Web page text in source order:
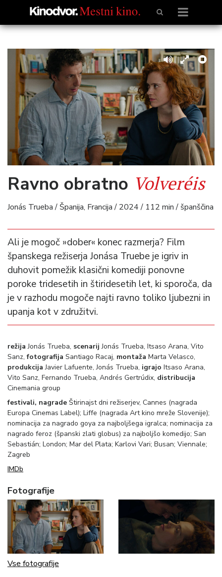
Ravno obratno Volveréis
Jonás Trueba / Španija, Francija / 2024 / 112 min / španščina
Ali je mogoč »dober« konec razmerja? Film
španskega režiserja Jonása Truebe je igriv in
duhovit pomežik klasični komediji ponovne
poroke tridesetih in štiridesetih let, ki sporoča, da
je v razhodu mogoče najti ravno toliko ljubezni in
upanja kot v združitvi.
režijaJonás Trueba, scenarijJonás Trueba, Itsaso Arana, Vito
Sanz,fotografija Santiago Racaj, montaža Marta Velasco,
produkcija Javier Lafuente, Jonás Trueba, igrajo Itsaso Arana,
Vito Sanz, Fernando Trueba, Andrés Gertrúdix, distribucija
Cinemania group
festivali, nagrade Štirinajst dni režiserjev, Cannes (nagrada
Europa Cinemas Label); Liffe (nagrada Art kino mreže Slovenije);
nominacija za nagrado goya za najboljšega igralca; nominacija za
nagrado feroz (španski zlati globus) za najboljšo komedijo; San
Sebastián; London; Mar del Plata; Karlovi Vari; Busan; Viennale;
Zagreb
IMDb
Fotografije
Vse fotografije